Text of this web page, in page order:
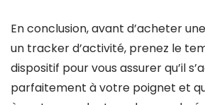
En conclusion, avant d’acheter
un tracker d’activité, prenez le
dispositif pour vous assurer qu’il
parfaitement à votre poignet et